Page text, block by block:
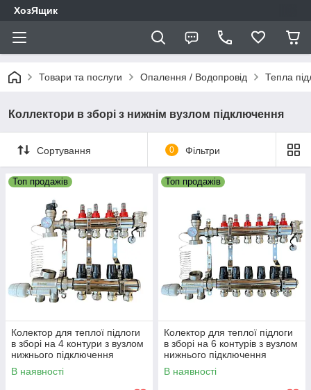
ХозЯщик
Товари та послуги Опалення / Водопровід Тепла
Коллектори в зборі з нижнім вузлом підключення
Сортування 0 Фільтри
Топ продажів
Колектор для теплої підлоги
в зборі на 4 контури з вузлом
нижнього підключення
(латунний), «DJOUL»
Туреччина
В наявності
Топ продажів
Колектор для теплої підлоги
в зборі на 6 контурів з вузлом
нижнього підключення
(латунний), «DJOUL»
Туреччина
В наявності